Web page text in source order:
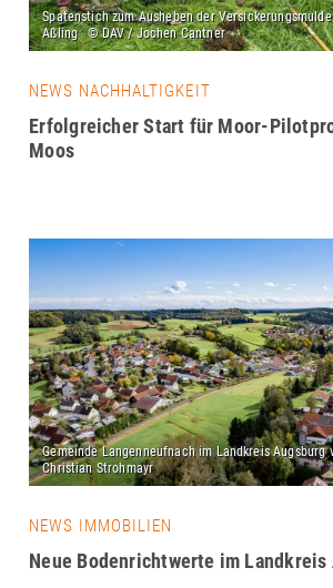
NEWS NACHHALTIGKEIT
Erfolgreicher Start für Moor-
Moos
NEWS IMMOBILIEN
Neue Bodenrichtwerte im Landkreis